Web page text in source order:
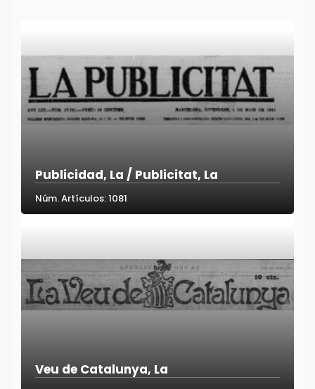
Publicidad, La / Publicitat, La
Núm. Artículos: 1081
Veu de Catalunya, La